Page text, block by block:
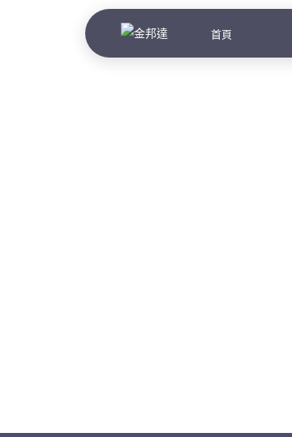
首頁